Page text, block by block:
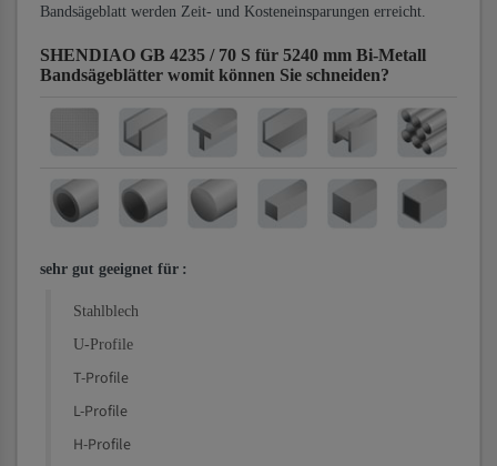
Bandsägeblatt werden Zeit- und Kosteneinsparungen erreicht.
SHENDIAO GB 4235 / 70 S für 5240 mm Bi-Metall
Bandsägeblätter womit können Sie schneiden?
sehr gut geeignet für :
Stahlblech
U-Profile
T-Profile
L-Profile
H-Profile